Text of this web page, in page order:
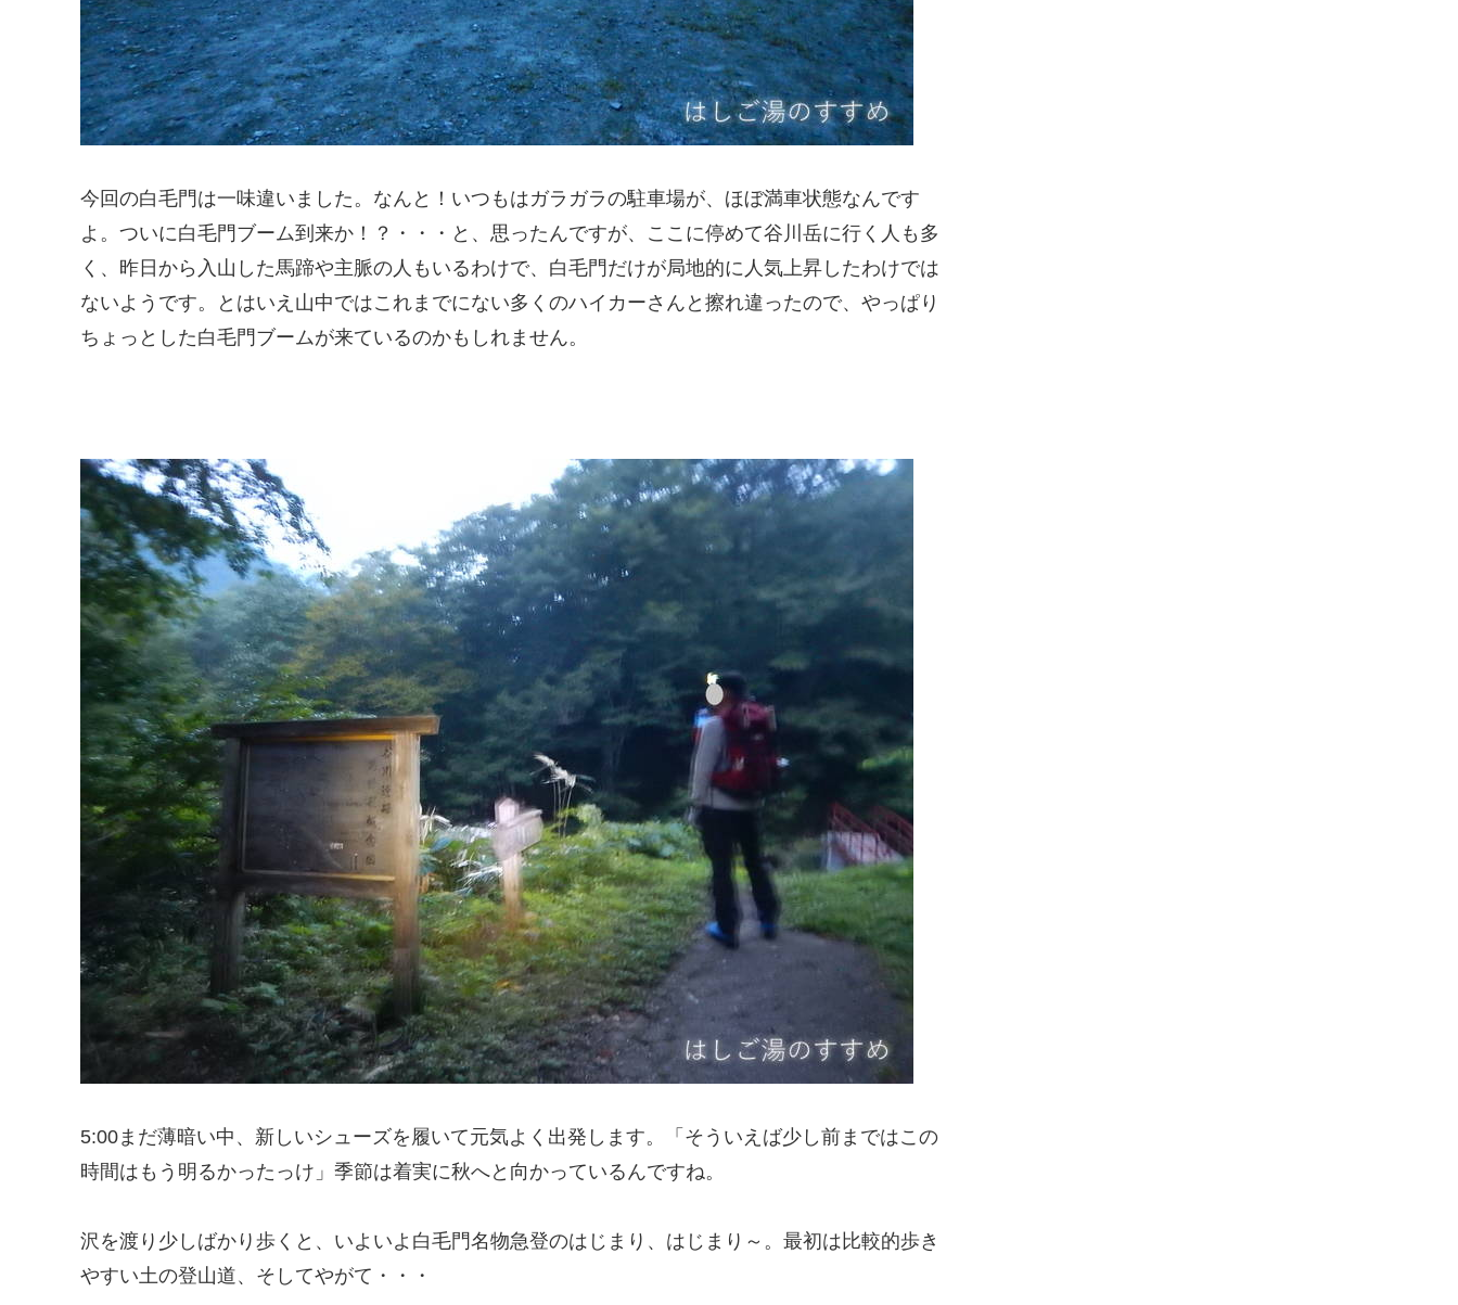
今回の白毛門は一味違いました。なんと！いつもはガラガラの駐車場が、ほぼ満車状態なんです
よ。ついに白毛門ブーム到来か！？・・・と、思ったんですが、ここに停めて谷川岳に行く人も多
く、昨日から入山した馬蹄や主脈の人もいるわけで、白毛門だけが局地的に人気上昇したわけでは
ないようです。とはいえ山中ではこれまでにない多くのハイカーさんと擦れ違ったので、やっぱり
ちょっとした白毛門ブームが来ているのかもしれません。
5:00まだ薄暗い中、新しいシューズを履いて元気よく出発します。「そういえば少し前まではこの
時間はもう明るかったっけ」季節は着実に秋へと向かっているんですね。
沢を渡り少しばかり歩くと、いよいよ白毛門名物急登のはじまり、はじまり～。最初は比較的歩き
やすい土の登山道、そしてやがて・・・